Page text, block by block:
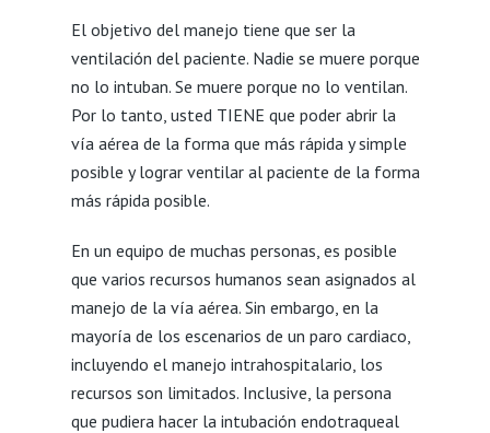
El objetivo del manejo tiene que ser la
ventilación del paciente. Nadie se muere porque
no lo intuban. Se muere porque no lo ventilan.
Por lo tanto, usted TIENE que poder abrir la
vía aérea de la forma que más rápida y simple
posible y lograr ventilar al paciente de la forma
más rápida posible.
En un equipo de muchas personas, es posible
que varios recursos humanos sean asignados al
manejo de la vía aérea. Sin embargo, en la
mayoría de los escenarios de un paro cardiaco,
incluyendo el manejo intrahospitalario, los
recursos son limitados. Inclusive, la persona
que pudiera hacer la intubación endotraqueal